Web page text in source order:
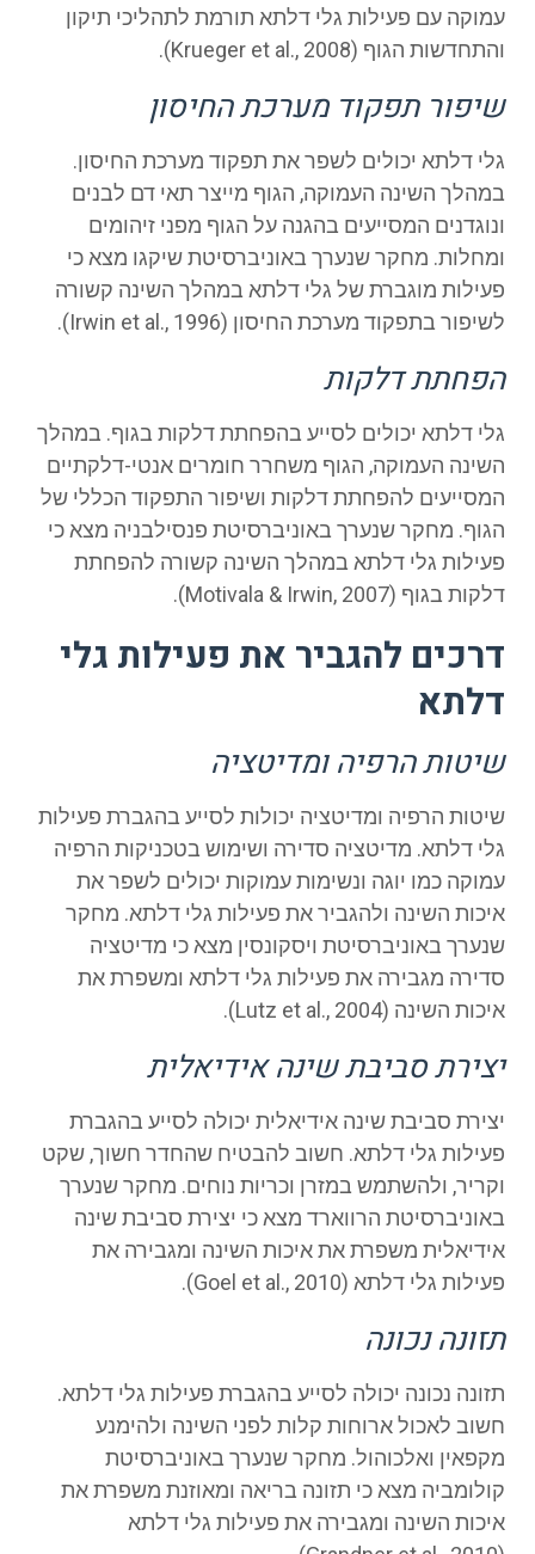
עמוקה עם פעילות גלי דלתא תורמת לתהליכי תיקון
והתחדשות הגוף (Krueger et al., 2008).
שיפור תפקוד מערכת החיסון
גלי דלתא יכולים לשפר את תפקוד מערכת החיסון.
במהלך השינה העמוקה, הגוף מייצר תאי דם לבנים
ונוגדנים המסייעים בהגנה על הגוף מפני זיהומים
ומחלות. מחקר שנערך באוניברסיטת שיקגו מצא כי
פעילות מוגברת של גלי דלתא במהלך השינה קשורה
לשיפור בתפקוד מערכת החיסון (Irwin et al., 1996).
הפחתת דלקות
גלי דלתא יכולים לסייע בהפחתת דלקות בגוף. במהלך
השינה העמוקה, הגוף משחרר חומרים אנטי-דלקתיים
המסייעים להפחתת דלקות ושיפור התפקוד הכללי של
הגוף. מחקר שנערך באוניברסיטת פנסילבניה מצא כי
פעילות גלי דלתא במהלך השינה קשורה להפחתת
דלקות בגוף (Motivala & Irwin, 2007).
דרכים להגביר את פעילות גלי
דלתא
שיטות הרפיה ומדיטציה
שיטות הרפיה ומדיטציה יכולות לסייע בהגברת פעילות
גלי דלתא. מדיטציה סדירה ושימוש בטכניקות הרפיה
עמוקה כמו יוגה ונשימות עמוקות יכולים לשפר את
איכות השינה ולהגביר את פעילות גלי דלתא. מחקר
שנערך באוניברסיטת ויסקונסין מצא כי מדיטציה
סדירה מגבירה את פעילות גלי דלתא ומשפרת את
איכות השינה (Lutz et al., 2004).
יצירת סביבת שינה אידיאלית
יצירת סביבת שינה אידיאלית יכולה לסייע בהגברת
פעילות גלי דלתא. חשוב להבטיח שהחדר חשוך, שקט
וקריר, ולהשתמש במזרן וכריות נוחים. מחקר שנערך
באוניברסיטת הרווארד מצא כי יצירת סביבת שינה
אידיאלית משפרת את איכות השינה ומגבירה את
פעילות גלי דלתא (Goel et al., 2010).
תזונה נכונה
תזונה נכונה יכולה לסייע בהגברת פעילות גלי דלתא.
חשוב לאכול ארוחות קלות לפני השינה ולהימנע
מקפאין ואלכוהול. מחקר שנערך באוניברסיטת
קולומביה מצא כי תזונה בריאה ומאוזנת משפרת את
איכות השינה ומגבירה את פעילות גלי דלתא